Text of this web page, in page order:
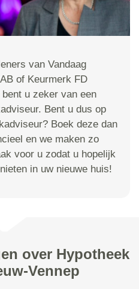
van Vandaag
of Keurmerk FD
u zeker van een
Bent u dus op
Boek deze dan
en we maken zo
voor u zodat u hopelijk
in uw nieuwe huis!
over Hypotheek
Vennep